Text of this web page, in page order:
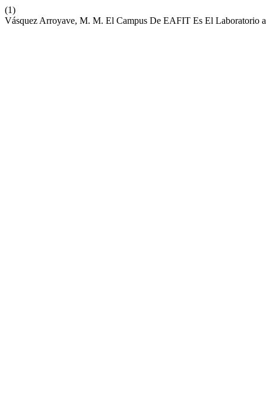
(1)
Vásquez Arroyave, M. M. El Campus De EAFIT Es El Laboratorio